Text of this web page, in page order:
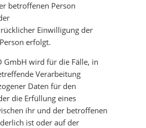
betroffenen Person
Einwilligung der
erfolgt.
GmbH wird für die Fälle, in
Verarbeitung
Daten für den
die Erfüllung eines
ihr und der betroffenen
ist oder auf der